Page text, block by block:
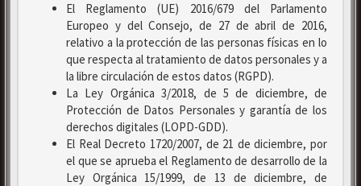
El Reglamento (UE) 2016/679 del Parlamento
Europeo y del Consejo, de 27 de abril de 2016,
relativo a la protección de las personas físicas en lo
que respecta al tratamiento de datos personales y a
la libre circulación de estos datos (RGPD).
La Ley Orgánica 3/2018, de 5 de diciembre, de
Protección de Datos Personales y garantía de los
derechos digitales (LOPD-GDD).
El Real Decreto 1720/2007, de 21 de diciembre, por
el que se aprueba el Reglamento de desarrollo de la
Ley Orgánica 15/1999, de 13 de diciembre, de